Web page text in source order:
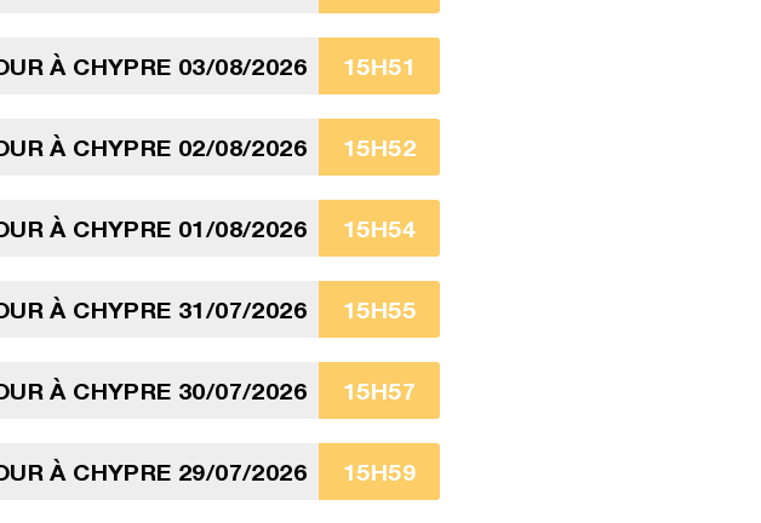
À CHYPRE 03/08/2026 15H51
À CHYPRE 02/08/2026 15H52
À CHYPRE 01/08/2026 15H54
À CHYPRE 31/07/2026 15H55
À CHYPRE 30/07/2026 15H57
À CHYPRE 29/07/2026 15H59